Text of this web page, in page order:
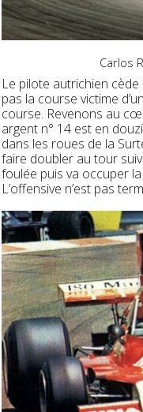
Carlos
Le pilote autrichien
pas la course victime
course. Revenons au
argent n° 14 est en
dans les roues de la
faire doubler au tour
foulée puis va occuper
L’offensive n’est pas